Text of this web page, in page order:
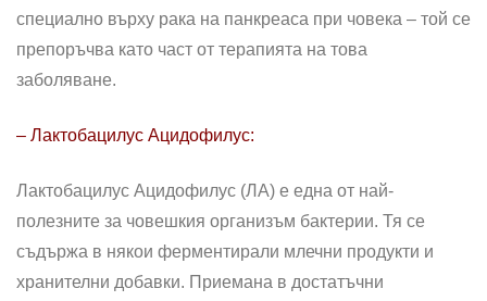
специално върху рака на панкреаса при човека – той се
препоръчва като част от терапията на това
заболяване.
– Лактобацилус Ацидофилус:
Лактобацилус Ацидофилус (ЛА) е една от най-
полезните за човешкия организъм бактерии. Тя се
съдържа в някои ферментирали млечни продукти и
хранителни добавки. Приемана в достатъчни